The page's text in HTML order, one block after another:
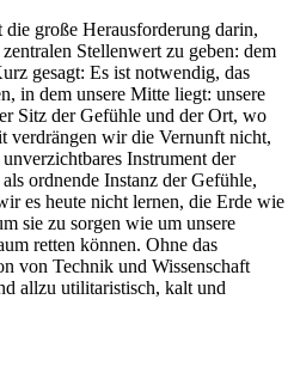
große Herausforderung darin,
Stellenwert zu geben: dem
gesagt: Es ist notwendig, das
in dem unsere Mitte liegt: unsere
Sitz der Gefühle und der Ort, wo
verdrängen wir die Vernunft nicht,
Instrument der
ordnende Instanz der Gefühle,
es heute nicht lernen, die Erde wie
sie zu sorgen wie um unsere
retten können. Ohne das
von Technik und Wissenschaft
allzu utilitaristisch, kalt und